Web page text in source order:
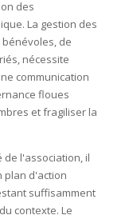
des
La gestion des
de
nécessite
communication
floues
et fragiliser la
l'association, il
plan d'action
suffisamment
contexte. Le